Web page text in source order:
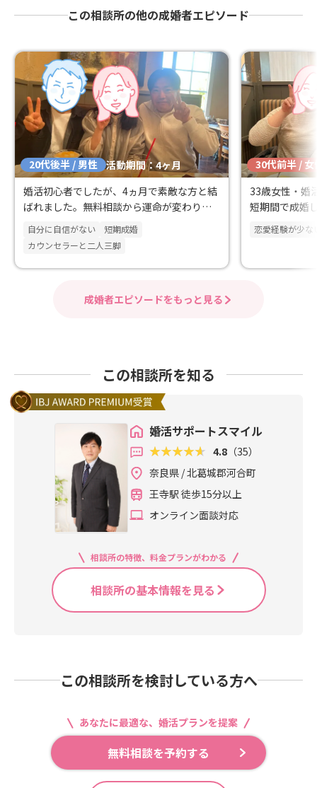
この相談所の他の成婚者エピソード
20代後半 / 男性 活動期間：4ヶ月
婚活初心者でしたが、4ヵ月で素敵な方と結
ばれました。無料相談から運命が変わりま
した。
自分に自信がない
短期成婚
カウンセラーと二人三脚
30代前半 / 女
33歳女性・婚
短期間で成婚
恋愛経験が少な
成婚者エピソードをもっと見る
この相談所を知る
婚活サポートスマイル
4.8 （35）
奈良県 / 北葛城郡河合町
王寺駅 徒歩15分以上
オンライン面談対応
相談所の特徴、料金プランがわかる
相談所の基本情報を見る
この相談所を検討している方へ
あなたに最適な、婚活プランを提案
無料相談を予約する